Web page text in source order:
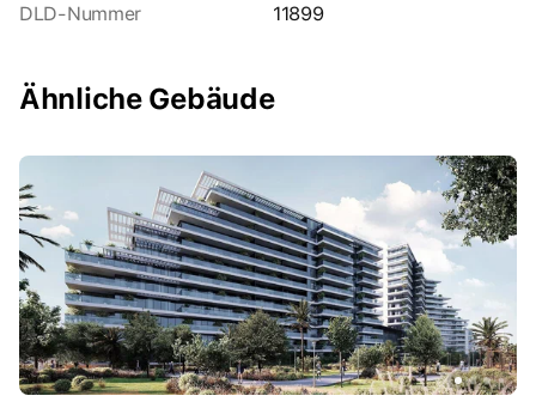
DLD-Nummer
11899
Ähnliche Gebäude